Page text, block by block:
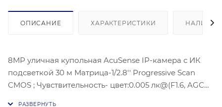
ОПИСАНИЕ ХАРАКТЕРИСТИКИ НАЛИЧИЕ
8MP уличная купольная AcuSense IP-камера с ИК
подсветкой 30 м Матрица-1/2.8'' Progressive Scan
CMOS ; Чувствительность- цвет:0.005 лк@(F1.6, AGC